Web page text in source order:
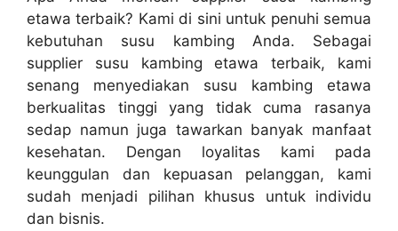
etawa terbaik? Kami di sini untuk penuhi semua
kebutuhan susu kambing Anda. Sebagai
supplier susu kambing etawa terbaik, kami
senang menyediakan susu kambing etawa
berkualitas tinggi yang tidak cuma rasanya
sedap namun juga tawarkan banyak manfaat
kesehatan. Dengan loyalitas kami pada
keunggulan dan kepuasan pelanggan, kami
sudah menjadi pilihan khusus untuk individu
dan bisnis.